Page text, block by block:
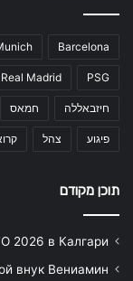
Barcelona
PSG
Real Madrid
חיזבאללה חמאס
פיגוע צהל
תוכן מקודם
2026 в Калгари
внук Вениамин